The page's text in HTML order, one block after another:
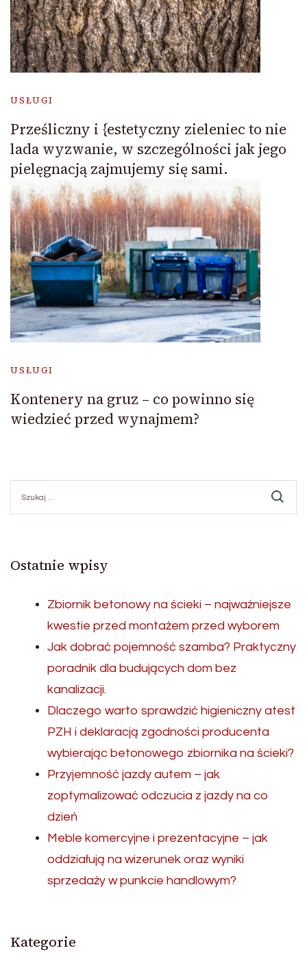
USŁUGI
Prześliczny i {estetyczny zieleniec to nie
lada wyzwanie, w szczególności jak jego
pielęgnacją zajmujemy się sami.
USŁUGI
Kontenery na gruz – co powinno się
wiedzieć przed wynajmem?
Ostatnie wpisy
Zbiornik betonowy na ścieki – najważniejsze
kwestie przed montażem przed wyborem
Jak dobrać pojemność szamba? Praktyczny
poradnik dla budujących dom bez
kanalizacji.
Dlaczego warto sprawdzić higieniczny atest
PZH i deklaracją zgodności producenta
wybierając betonowego zbiornika na ścieki?
Przyjemność jazdy autem – jak
zoptymalizować odczucia z jazdy na co
dzień
Meble komercyjne i prezentacyjne – jak
oddziałują na wizerunek oraz wyniki
sprzedaży w punkcie handlowym?
Kategorie